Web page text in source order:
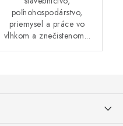
poľnohospodárstvo,
priemysel a práce vo
vlhkom a znečistenom...